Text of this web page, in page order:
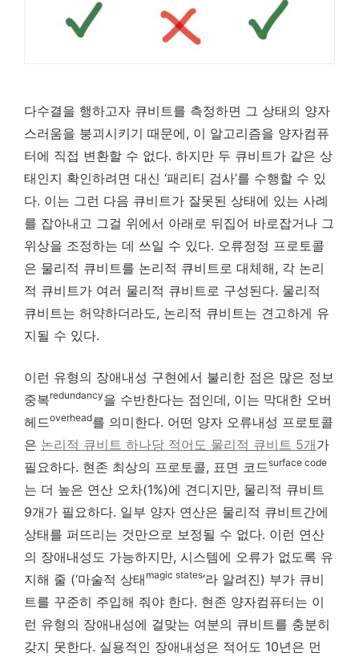
다수결을 행하고자 큐비트를 측정하면 그 상태의 양자
스러움을 붕괴시키기 때문에, 이 알고리즘을 양자컴퓨
터에 직접 변환할 수 없다. 하지만 두 큐비트가 같은 상
태인지 확인하려면 대신 ‘패리티 검사’를 수행할 수 있
다. 이는 그런 다음 큐비트가 잘못된 상태에 있는 사례
를 잡아내고 그걸 위에서 아래로 뒤집어 바로잡거나 그
위상을 조정하는 데 쓰일 수 있다. 오류정정 프로토콜
은 물리적 큐비트를 논리적 큐비트로 대체해, 각 논리
적 큐비트가 여러 물리적 큐비트로 구성된다. 물리적
큐비트는 허약하더라도, 논리적 큐비트는 견고하게 유
지될 수 있다.
이런 유형의 장애내성 구현에서 불리한 점은 많은 정보
중복redundancy을 수반한다는 점인데, 이는 막대한 오버
헤드overhead를 의미한다. 어떤 양자 오류내성 프로토콜
은 논리적 큐비트 하나당 적어도 물리적 큐비트 5개가
필요하다. 현존 최상의 프로토콜, 표면 코드surface code
는 더 높은 연산 오차(1%)에 견디지만, 물리적 큐비트
9개가 필요하다. 일부 양자 연산은 물리적 큐비트간에
상태를 퍼뜨리는 것만으로 보정될 수 없다. 이런 연산
의 장애내성도 가능하지만, 시스템에 오류가 없도록 유
지해 줄 (‘마술적 상태 magic states’라 알려진) 부가 큐비
트를 꾸준히 주입해 줘야 한다. 현존 양자컴퓨터는 이
런 유형의 장애내성에 걸맞는 여분의 큐비트를 충분히
갖지 못한다. 실용적인 장애내성은 적어도 10년은 먼